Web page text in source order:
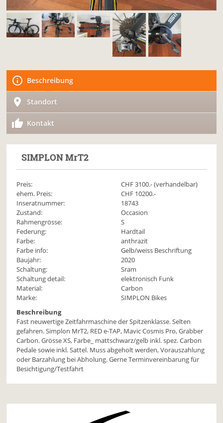
Beschreibung
Standort
Kontakt
SIMPLONMrT2
Preis: CHF3100.- (verhandelbar)
ehem. Preis:
CHF 10200.-
Inseratnummer:
18743
Zustand:
Occasion
Rahmengrösse:
S
Federung:
Hardtail
Farbe:
anthrazit
Farbe info:
Gelb/weiss Beschriftung
Baujahr:
2020
Schaltung:
Sram
Schaltung detail:
elektronisch Funk
Material:
Carbon
Marke:
SIMPLON Bikes
Beschreibung
Fast neuwertige Zeitfahrmaschine der Spitzenklasse. Selten
gefahren. Simplon MrT2, RED e-TAP, Mavic Cosmis Pro, Grabber
Carbon. Grösse XS, Farbe_ mattschwarz/gelb inkl. spez. Carbon
Pedale sowie inkl. Sattel. Muss abgeholt werden, Vorauszahlung
oder Barzahlung bei Abholung. Gerne Terminvereinbarung für
Besichtigung/Testfahrt